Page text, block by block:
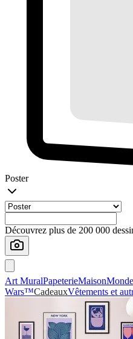
Poster
Découvrez plus de 200 000
Art MuralPapeterieMaison
Wars™CadeauxVêtements et